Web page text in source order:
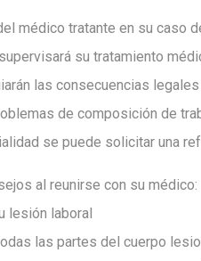
médico tratante en su caso
su tratamiento
las consecuencias
de composición de
se puede solicitar una
al reunirse con su médico:
lesión laboral
las partes del cuerpo